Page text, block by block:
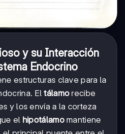
y su Interacción
Endocrino
estructuras clave para la
Eltálamo recibe
y los envía a la corteza
el hipotálamomantiene